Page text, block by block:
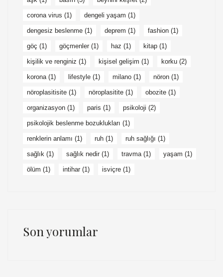
corona virus (1) dengeli yaşam (1)
dengesiz beslenme (1) deprem (1) fashion (1)
göç (1) göçmenler (1) haz (1) kitap (1)
kişilik ve renginiz (1) kişisel gelişim (1) korku (2)
korona(1) lifestyle (1) milano (1) nöron (1)
nöroplasitisite (1) nöroplasitite (1) obozite (1)
organizasyon (1) paris (1) psikoloji (2)
psikolojik beslenme bozuklukları (1)
renklerin anlamı (1) ruh (1) ruh sağlığı (1)
sağlık (1) sağlık nedir (1) travma(1) yaşam (1)
ölüm (1) i̇ntihar (1) i̇sviçre (1)
Son yorumlar